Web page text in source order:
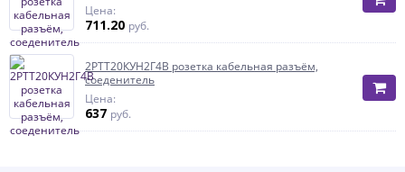
Цена:
711.20 руб.
2РТТ20КУН2Г4В розетка кабельная разъём,
соеденитель
Цена:
637 руб.